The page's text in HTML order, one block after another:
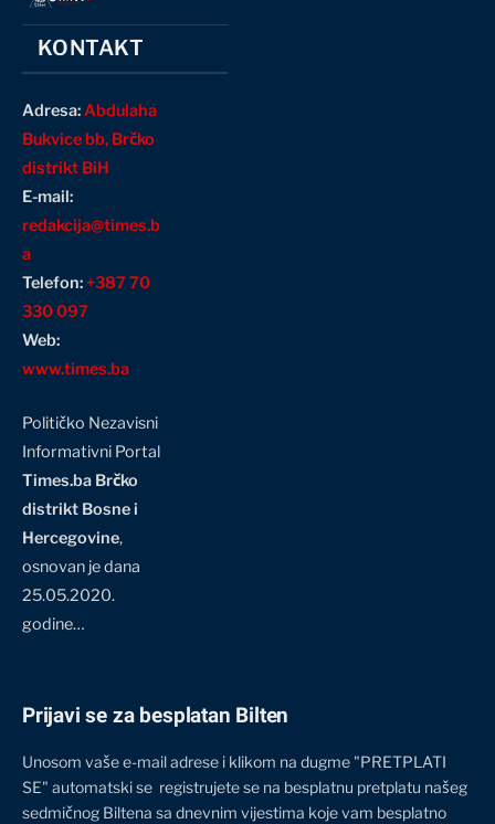
KONTAKT
Adresa:Abdulaha
Bukvice bb, Brčko
distrikt BiH
E-mail:
redakcija@times.b
a
Telefon:+387 70
330 097
Web:
www.times.ba
Političko Nezavisni
Informativni Portal
Times.ba Brčko
distrikt Bosne i
Hercegovine,
osnovan je dana
25.05.2020.
godine…
Prijavi se za besplatan Bilten
Unosom vaše e-mail adrese i klikom na dugme "PRETPLATI
SE" automatski se registrujete se na besplatnu pretplatu našeg
sedmičnog Biltena sa dnevnim vijestima koje vam besplatno